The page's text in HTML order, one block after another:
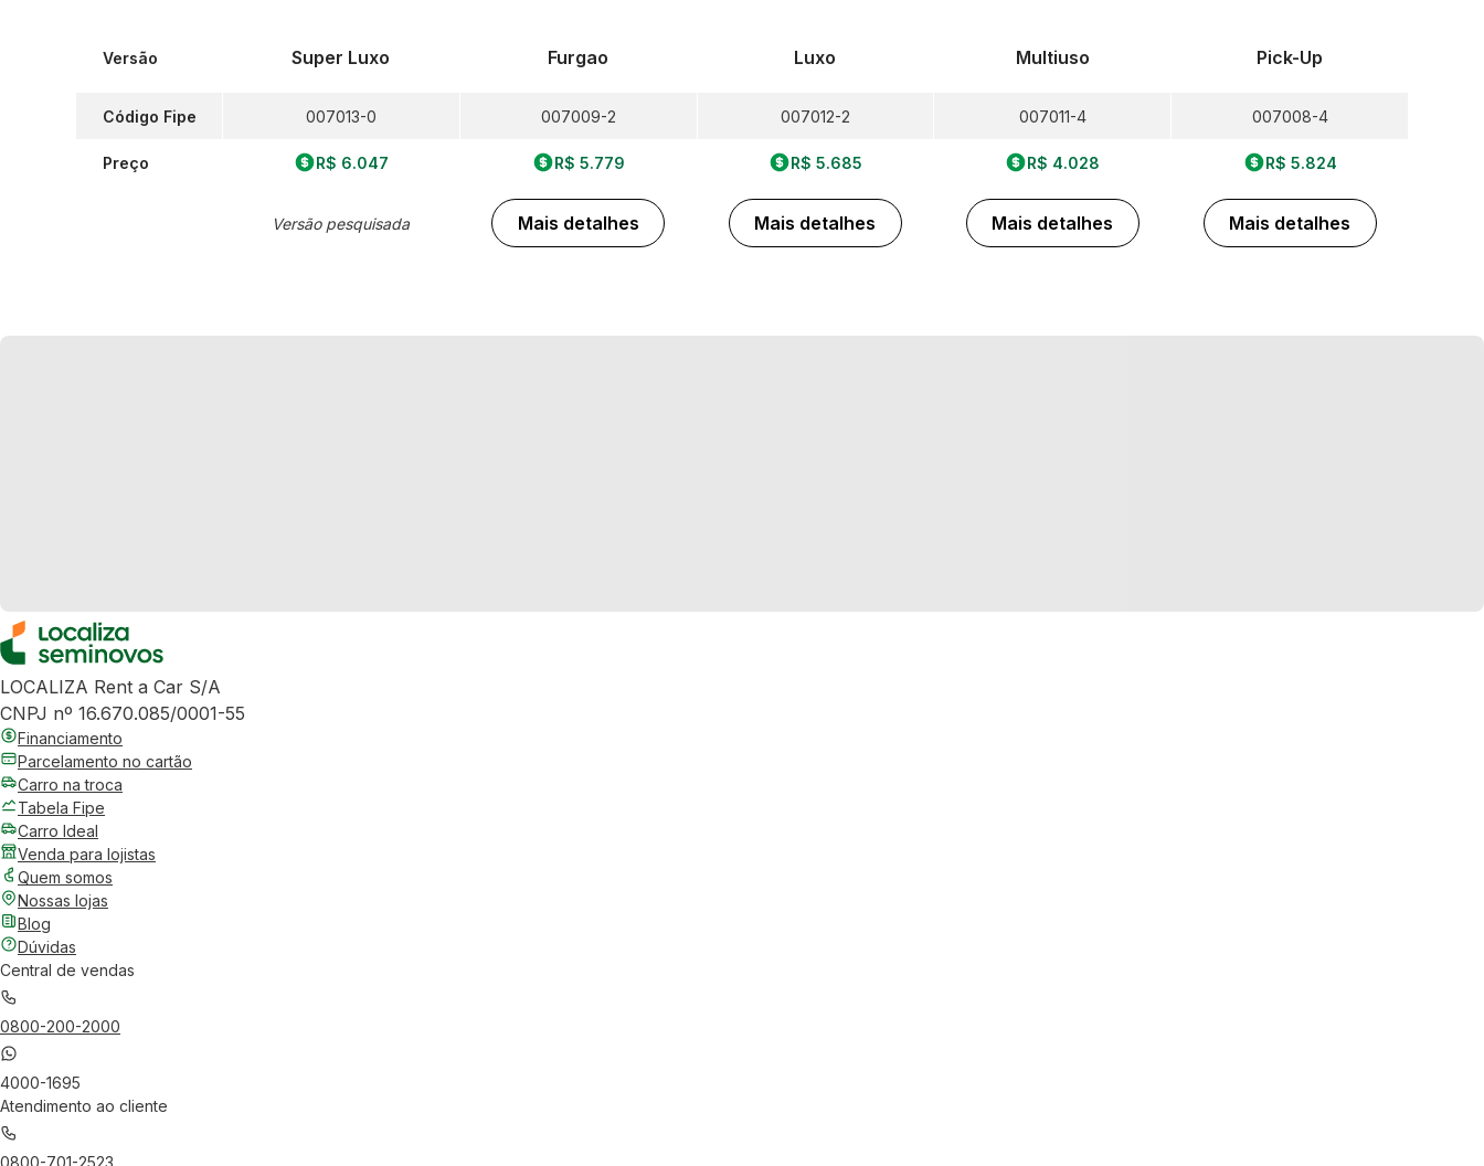
Versão
Código Fipe
Preço
Super Luxo
007013-0
R$ 6.047
Versão pesquisada
Furgao
007009-2
R$ 5.779
Mais detalhes
Luxo
007012-2
R$ 5.685
Mais detalhes
Multiuso
007011-4
R$ 4.028
Mais detalhes
Pick-Up
007008-4
R$ 5.824
Mais detalhes
LOCALIZA Rent a Car S/A
CNPJ nº 16.670.085/0001-55
Financiamento
Parcelamento no cartão
Carro na troca
Tabela Fipe
Carro Ideal
Venda para lojistas
Quem somos
Nossas lojas
Blog
Dúvidas
Central de vendas
0800-200-2000
4000-1695
Atendimento ao cliente
0800-701-2523